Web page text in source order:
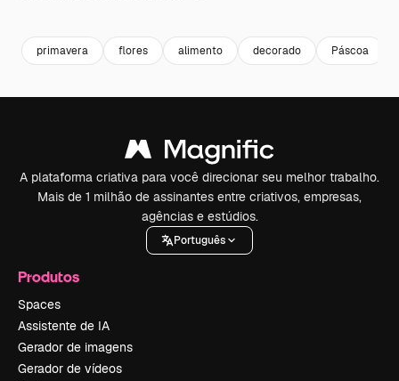
primavera flores alimento decorado Páscoa
A plataforma criativa para você direcionar seu melhor trabalho.
Mais de 1 milhão de assinantes entre criativos, empresas,
agências e estúdios.
Português
Produtos
Spaces
Assistente de IA
Gerador de imagens
Gerador de vídeos